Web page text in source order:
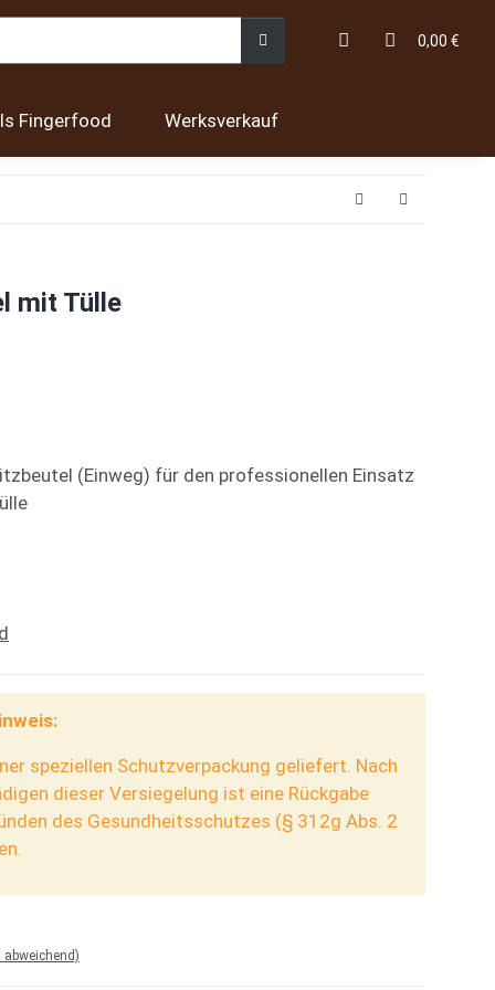
0,00 €
Fingerfood Werksverkauf
mit Tülle
(Einweg) für den professionellen Einsatz
speziellen Schutzverpackung geliefert. Nach
dieser Versiegelung ist eine Rückgabe
des Gesundheitsschutzes (§ 312g Abs. 2
abweichend)